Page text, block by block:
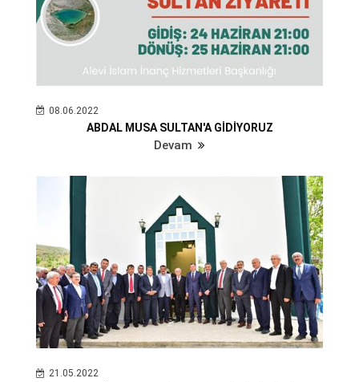
08.06.2022
ABDAL MUSA SULTAN'A GİDİYORUZ
Devam
21.05.2022